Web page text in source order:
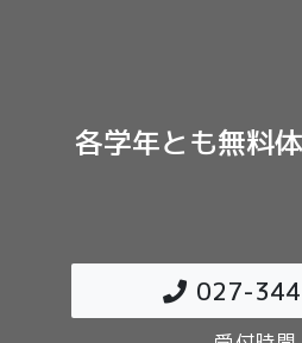
各学年とも無料
027-